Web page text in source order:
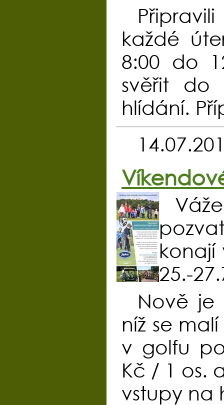
každé
8:00 do
svěřit do
hlídání.
konají
25.-
Nově je
níž se
v golfu
Kč / 1 os.
vstupy na